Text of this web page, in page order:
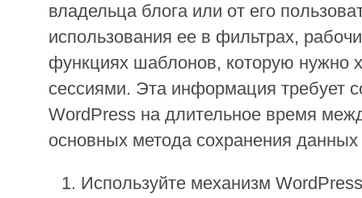
владельца блога или от его
использования ее в фильтрах,
функциях шаблонов, которую нужно
сессиями. Эта информация требует
WordPress на длительное время
основных метода сохранения данных
Используйте механизм